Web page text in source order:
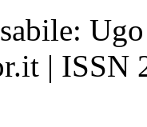
| ISSN